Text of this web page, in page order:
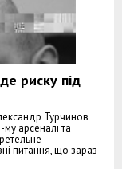
риску під
Турчинов
арсеналі та
питання, що зараз